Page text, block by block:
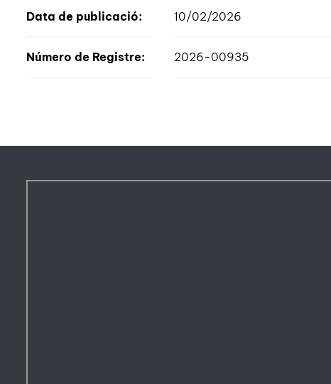
Data de publicació: 10/02/2026
Número de Registre: 2026-00935